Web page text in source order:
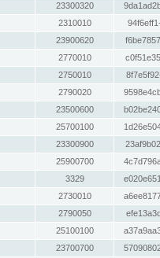
23300320
2310010
23900620
2770010
2750010
2790020
23500600
25700100
23300900
25900700
3329
2730010
2790050
25100100
23700700